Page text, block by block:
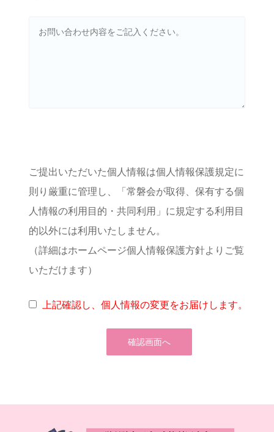
ご提出いただいた個人情報は個人情報保護規定に
則り厳重に管理し、「常磐会が取得、保有する個
人情報の利用目的・共同利用」に規定する利用目
的以外には利用いたしません。
（詳細はホームページ個人情報保護方針よりご覧
いただけます）
上記確認し、個人情報の変更をお届けします。